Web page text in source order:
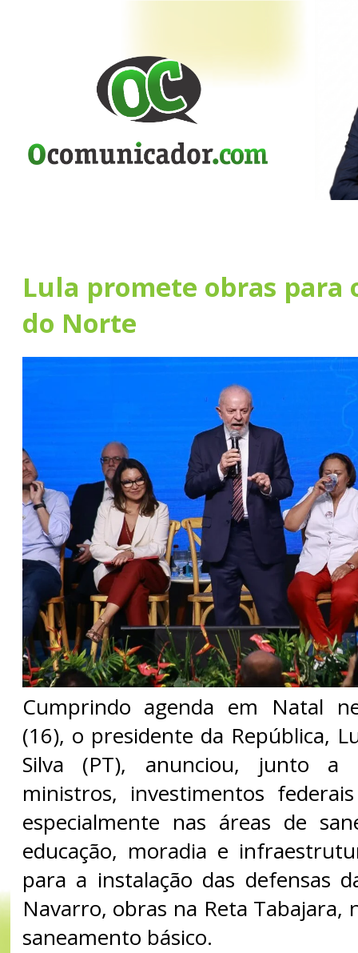
Lula promete obras para
do Norte
Cumprindo agenda em Natal
(16), o presidente da República,
Silva (PT), anunciou, junto a
ministros, investimentos
especialmente nas áreas de
educação, moradia e
para a instalação das defensas
Navarro, obras na Reta Tabajara,
saneamento básico.